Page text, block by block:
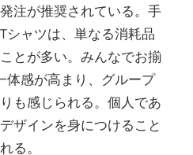
注が推奨されている。手
シャツは、単なる消耗品
とが多い。みんなでお揃
体感が高まり、グループ
も感じられる。個人であ
ザインを身につけること
る。